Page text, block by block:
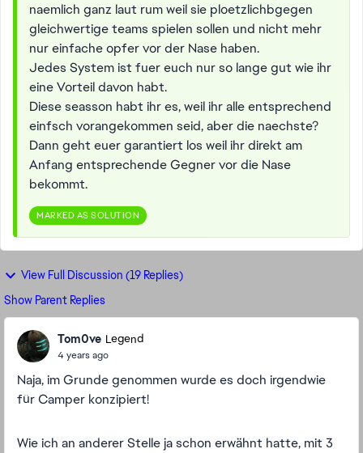
naemlich ganz laut rum weil sie ploetzlichbgegen
gleichwertige teams spielen sollen und nicht mehr
nur einfache opfer vor der Nase haben.
Jedes System ist fuer euch nur so lange gut wie ihr
eine Vorteil davon habt.
Diese seasson habt ihr es, weil ihr alle entsprechend
einfsch vorangekommen seid, aber die naechste?
Dann geht euer garantiert los weil ihr direkt am
Anfang entsprechende Gegner vor die Nase
bekommt.
MARKED AS SOLUTION
View Full Discussion (19 Replies)
Show Parent Replies
Tom0ve Legend
4 years ago
Naja, im Grunde genommen wurde es doch irgendwie
für Camper konzipiert!
Wie ich an anderer Stelle ja schon erwähnt hatte, mit 3